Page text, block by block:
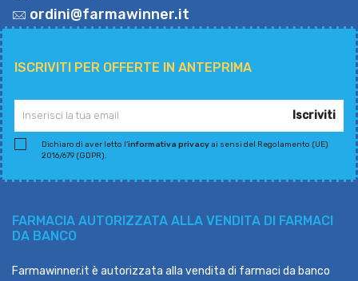
ordini@farmawinner.it
ISCRIVITI PER OFFERTE IN ANTEPRIMA
Iscriviti
Dichiaro di aver letto l'informativa privacyai sensi del Regolamento (UE)
2016/679 (GDPR).
FARMACIA AUTORIZZATA ALLA VENDITA DI FARMACI
DA BANCO
Farmawinner.it è autorizzata alla vendita di farmaci da banco